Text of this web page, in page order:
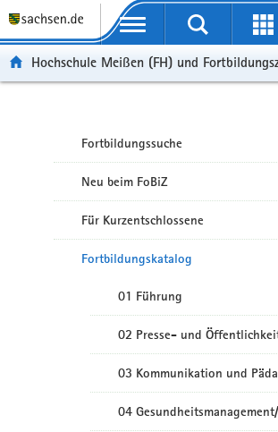
Portalübergreifende Navigation
Hochschule Meißen (FH) und
Fortbildungssuche
Neu beim FoBiZ
Für Kurzentschlossene
Fortbildungskatalog
01 Führung
02 Presse- und
03 Kommunikation und
04